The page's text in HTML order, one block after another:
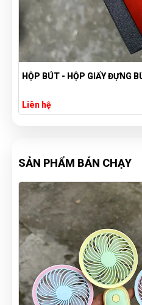
HỘP BÚT - HỘP GIẤY ĐỰNG
Liên hệ
SẢN PHẨM BÁN CHẠY